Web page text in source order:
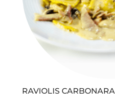
RAVIOLIS CARBONARA